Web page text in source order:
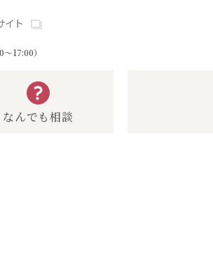
イト
～17:00）
なんでも相談